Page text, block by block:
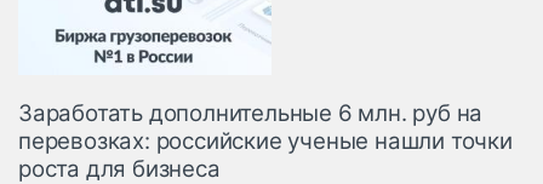
Заработать дополнительные 6 млн. руб на
перевозках: российские ученые нашли точки
роста для бизнеса